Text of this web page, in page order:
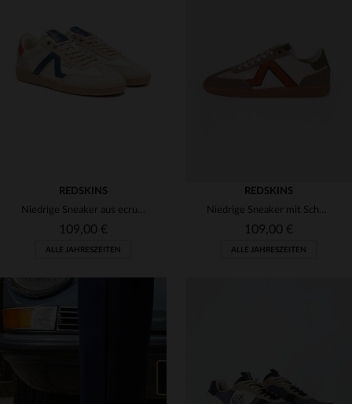
(1)
VERFÜGBARE GRÖSSEN
REDSKINS
Niedrige Sneaker aus ecrufarbenem und marineblauem Leder
109,00 €
ALLE JAHRESZEITEN
VERFÜGBARE GRÖSSEN
REDSKINS
Niedrige Sneaker mit Schnürsenkeln in Ecru, Grün und Orange
109,00 €
ALLE JAHRESZEITEN